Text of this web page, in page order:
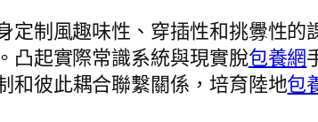
定制風趣味性、穿插性和挑釁性
凸起實際常識系統與現實脫包養網
和彼此耦合聯繫關係，培育陸地包